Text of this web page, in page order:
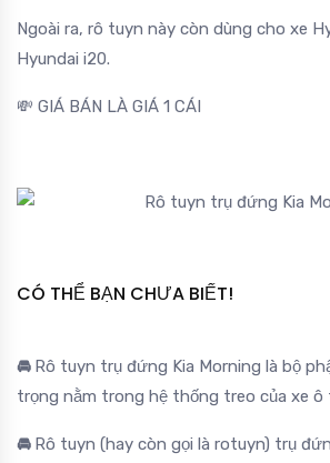
Ngoài ra, rô tuyn này còn dùng cho xe
Hyundai i20.
💸 GIÁ BÁN LÀ GIÁ 1 CÁI
CÓ THỂ BẠN CHƯA BIẾT!
🚘 Rô tuyn trụ đứng Kia Morning là bộ
trọng nằm trong hệ thống treo của xe ô
🚘 Rô tuyn (hay còn gọi là rotuyn) trụ